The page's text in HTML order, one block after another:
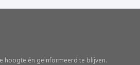
hoogte én geinformeerd te blijven.